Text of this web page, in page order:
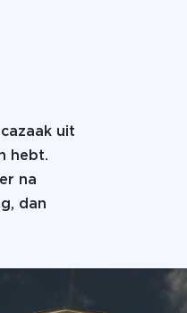
uit
hebt.
na
dan